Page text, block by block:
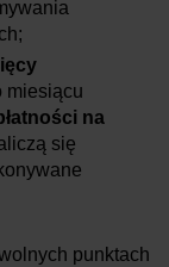
miesiącu
na
się
punktach